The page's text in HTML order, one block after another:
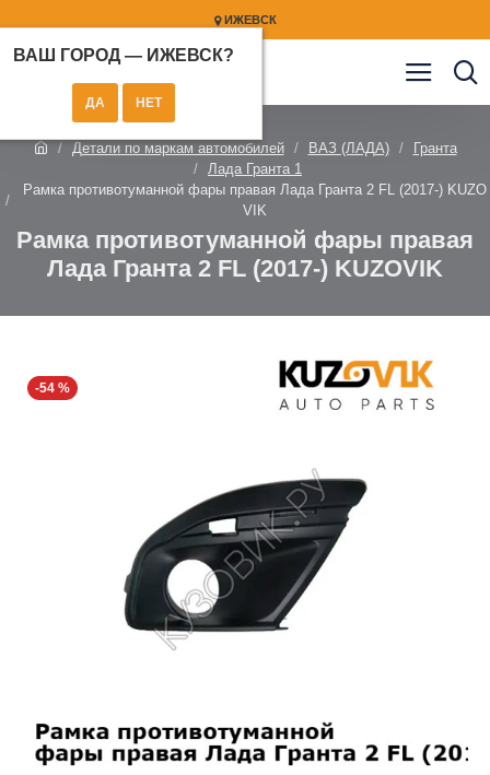
ИЖЕВСК
ВАШ ГОРОД — ИЖЕВСК?
Детали по маркам автомобилей ВАЗ (ЛАДА)
Гранта
Лада Гранта 1
Рамка противотуманной фары правая Лада Гранта 2 FL (2017-) KUZO
VIK
Рамка противотуманной фары правая
Лада Гранта 2 FL (2017-) KUZOVIK
-54 %